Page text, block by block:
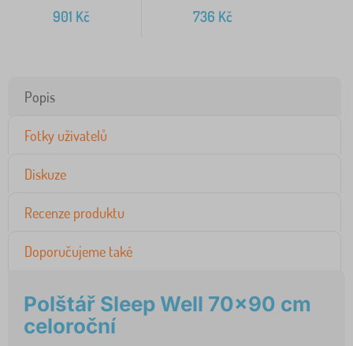
901 Kč 736 Kč
Popis
Fotky uživatelů
Diskuze
Recenze produktu
Doporučujeme také
Polštář Sleep Well 70x90 cm
celoroční